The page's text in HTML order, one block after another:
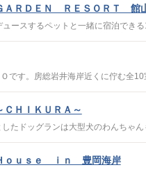
ＲＤＥＮ ＲＥＳＯＲＴ 館
ースするペットと一緒に宿泊できる
です。房総岩井海岸近くに佇む全10
ＨＩＫＵＲＡ～
たドッグランは大型犬のわんちゃん
ｕｓｅ ｉｎ 豊岡海岸